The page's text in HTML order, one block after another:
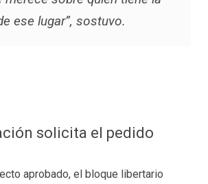
ese lugar”, sostuvo.
solicita el pedido
aprobado, el bloque libertario